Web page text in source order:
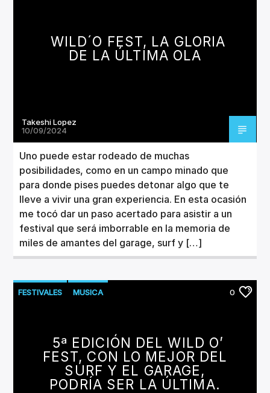
ARTISTA
Invencible Radio
WILD´O FEST, LA GLORIA
DE LA ÚLTIMA OLA
Takeshi Lopez
10/09/2024
Uno puede estar rodeado de muchas
posibilidades, como en un campo minado que
para donde pises puedes detonar algo que te
lleve a vivir una gran experiencia. En esta ocasión
me tocó dar un paso acertado para asistir a un
festival que será imborrable en la memoria de
miles de amantes del garage, surf y […]
FESTIVALES MUSICA 0
5ª EDICIÓN DEL WILD O’
FEST, CON LO MEJOR DEL
SURF Y EL GARAGE,
PODRÍA SER LA ÚLTIMA.